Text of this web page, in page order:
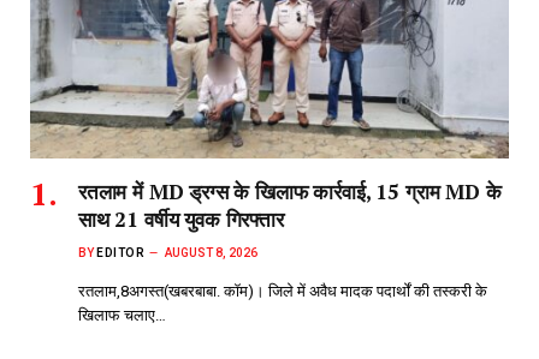
रतलाम में MD ड्रग्स के खिलाफ कार्रवाई, 15 ग्राम MD के
साथ 21 वर्षीय युवक गिरफ्तार
BY EDITOR AUGUST 8, 2026
रतलाम,8अगस्त(खबरबाबा. कॉम)। जिले में अवैध मादक पदार्थों की तस्करी के
खिलाफ चलाए…